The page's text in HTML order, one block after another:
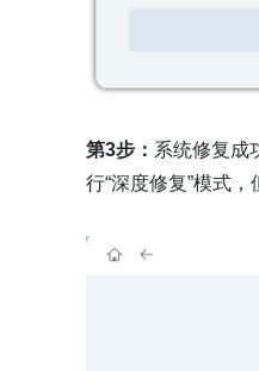
第3步： 系统修复成
行“深度修复”模式